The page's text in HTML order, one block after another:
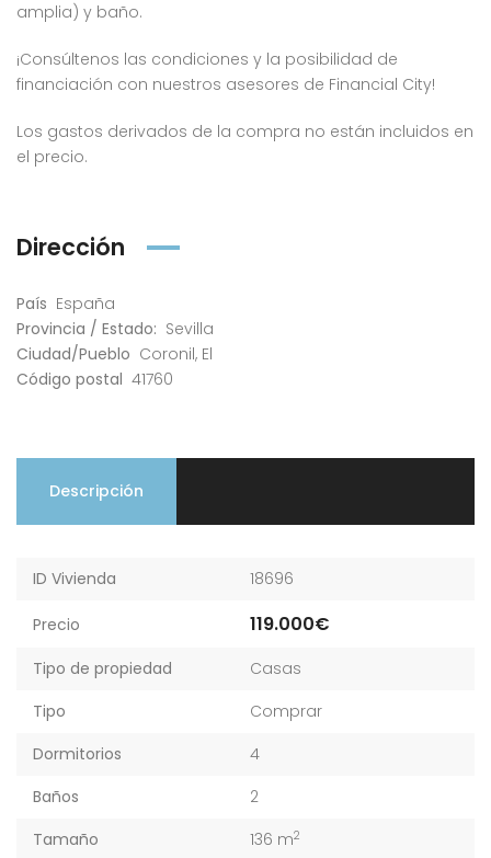
amplia) y baño.
¡Consúltenos las condiciones y la posibilidad de
financiación con nuestros asesores de Financial City!
Los gastos derivados de la compra no están incluidos en
el precio.
Dirección
País España
Provincia / Estado: Sevilla
Ciudad/Pueblo Coronil, El
Código postal 41760
Descripción
ID Vivienda 18696
Precio 119.000€
Tipo de propiedad
Casas
Tipo
Comprar
Dormitorios
4
Baños
2
Tamaño
136 m2